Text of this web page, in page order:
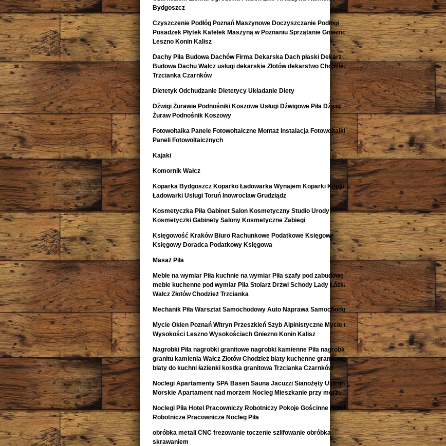
Bydgoszcz
Czyszczenie Podłóg Poznań Maszynowe Doczyszczanie Podłogi
Posadzek Płytek Kafelek Maszyną w Poznaniu Sprzątanie Gniezno
Leszno Konin Kalisz
Dachy Piła Budowa Dachów Firma Dekarska Dach płaski Dekarz
Budowa Dachu Wałcz usługi dekarskie Złotów dekarstwo Chodzież
Trzcianka Czarnków
Dietetyk Odchudzanie Dietetycy Układanie Diety
Dźwigi Żurawie Podnośniki Koszowe Usługi Dźwigowe Piła Dźwig
Żuraw Podnośnik Koszowy
Fotowoltaika Panele Fotowoltaiczne Montaż Instalacja Fotowoltaiki
Paneli Fotowoltaicznych
Kajaki
Komornik Wałcz
Koparka Bydgoszcz Koparko Ładowarka Wynajem Koparki Koparko
Ładowarki Usługi Toruń Inowrocław Grudziądz
Kosmetyczka Piła Gabinet Salon Kosmetyczny Studio Urody
Kosmetyczki Gabinety Salony Kosmetyczne Zabiegi
Księgowość Kraków Biuro Rachunkowe Podatkowe Księgowe
Księgowy Doradca Podatkowy Księgowa
Masaż Piła
Meble na wymiar Piła kuchnie na wymiar Piła szafy pod zabudowę
meble kuchenne pod wymiar Piła Stolarz Drzwi Schody Lady Łóżka
Wałcz Złotów Chodzież Trzcianka
Mechanik Piła Warsztat Samochodowy Auto Naprawa Samochodu
Mycie Okien Poznań Witryn Przeszkleń Szyb Alpinistyczne Mycie na
Wysokości Leszno Wysokościach Gniezno Konin Kalisz
Nagrobki Piła nagrobki granitowe nagrobki kamienne Piła nagrobki z
granitu kamienia Wałcz Złotów Chodzież blaty kuchenne granitowe
blaty do kuchni łazienki kostka granitowa Trzcianka Czarnków
Noclegi Apartamenty SPA Basen Sauna Jacuzzi Sianożęty Ustronie
Morskie Apartament nad morzem Nocleg Mieszkanie przy morzu
Noclegi Piła Hotel Pracowniczy Robotniczy Pokoje Gościnne Hotele
Robotnicze Pracownicze Nocleg Piła
obróbka metali CNC frezowanie toczenie szlifowanie obróbka
skrawaniem